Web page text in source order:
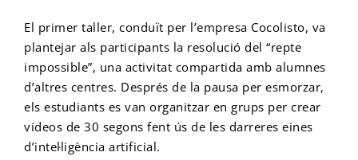
Cicle inicial en Senderisme
Cicle final en Muntanya Mitjana
Mobilitat
Innova FP
Convivència
Escola Verda
Certificats de professionalitat
Assessorament d’experiència laboral
Mediació
Preinscripció PFI
Preinscripció Ensenyaments Esportius
Matrícula PFI
Matrícula Grau Bàsic
El primer taller, conduït per l’empresa Cocolisto, va
plantejar als participants la resolució del “repte
impossible”, una activitat compartida amb alumnes
d’altres centres. Després de la pausa per esmorzar,
els estudiants es van organitzar en grups per crear
vídeos de 30 segons fent ús de les darreres eines
d’intel·ligència artificial.